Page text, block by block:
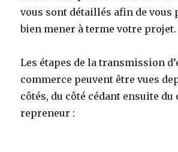
vous sont détaillés afin de vous
bien mener à terme votre projet.
Les étapes de la transmission
commerce peuvent être vues
côtés, du côté cédant ensuite du
repreneur :